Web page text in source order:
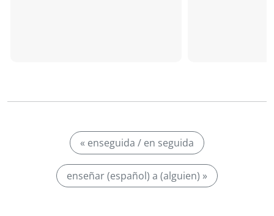
« enseguida / en seguida
enseñar (español) a (alguien) »